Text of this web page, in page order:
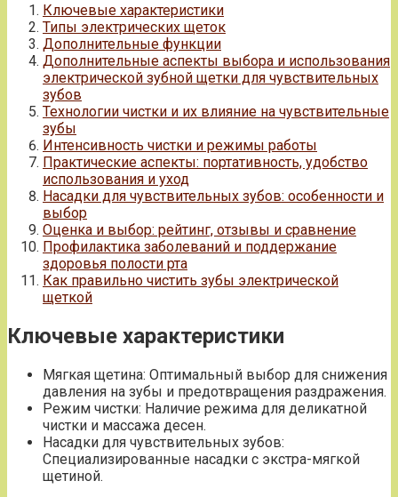
Ключевые характеристики
Типы электрических щеток
Дополнительные функции
Дополнительные аспекты выбора и использования
электрической зубной щетки для чувствительных
зубов
Технологии чистки и их влияние на чувствительные
зубы
Интенсивность чистки и режимы работы
Практические аспекты: портативность, удобство
использования и уход
Насадки для чувствительных зубов: особенности и
выбор
Оценка и выбор: рейтинг, отзывы и сравнение
Профилактика заболеваний и поддержание
здоровья полости рта
Как правильно чистить зубы электрической
щеткой
Ключевые характеристики
Мягкая щетина: Оптимальный выбор для снижения
давления на зубы и предотвращения раздражения.
Режим чистки: Наличие режима для деликатной
чистки и массажа десен.
Насадки для чувствительных зубов:
Специализированные насадки с экстра-мягкой
щетиной.